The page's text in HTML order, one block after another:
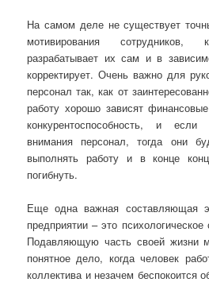
На самом деле не существует
мотивирования сотрудников,
разрабатывает их сам и в
корректирует. Очень важно для
персонал так, как от
работу хорошо зависят
конкурентоспособность, и
внимания персонал, тогда они
выполнять работу и в конце
погибнуть.
Еще одна важная составляющая
предприятии – это
Подавляющую часть своей жизни
понятное дело, когда человек
коллектива и незачем беспокоится